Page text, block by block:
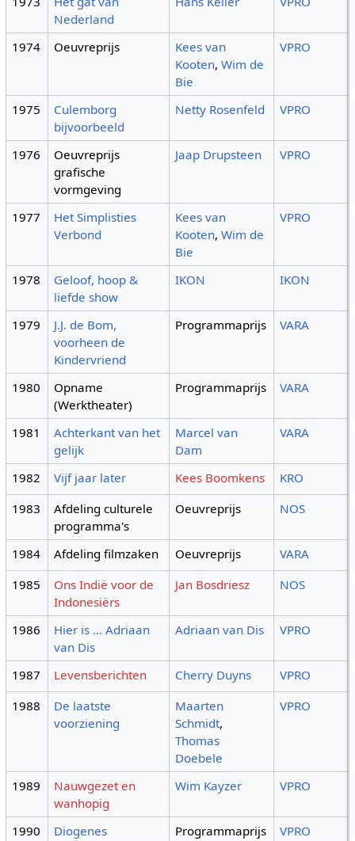
Nederland
1974 Oeuvreprijs
Kees van
Kooten,Wim de
Bie
VPRO
1975
Culemborg
bijvoorbeeld
Netty Rosenfeld VPRO
1976
Oeuvreprijs
grafische
vormgeving
Jaap Drupsteen VPRO
1977
Het Simplisties
Verbond
Kees van
Kooten,Wim de
Bie
VPRO
1978
Geloof, hoop &
liefde show
IKON IKON
1979
J.J. de Bom,
voorheen de
Kindervriend
Programmaprijs VARA
1980
Opname
(Werktheater)
Programmaprijs VARA
1981
Achterkant van het
gelijk
Marcel van
Dam
VARA
1982 Vijf jaar later Kees Boomkens
KRO
1983
Afdeling culturele
programma's
Oeuvreprijs NOS
1984 Afdeling filmzaken Oeuvreprijs
VARA
1985
Ons Indië voor de
Indonesiërs
Jan Bosdriesz NOS
1986
Hier is ... Adriaan
van Dis
Adriaan van Dis VPRO
1987 Levensberichten Cherry Duyns
VPRO
1988
De laatste
voorziening
Maarten
Schmidt,
Thomas
Doebele
VPRO
1989
Nauwgezet en
wanhopig
Wim Kayzer VPRO
1990 Diogenes Programmaprijs
VPRO